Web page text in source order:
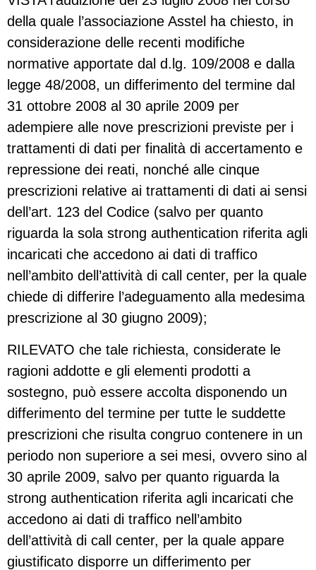
della quale l’associazione Asstel ha chiesto, in
considerazione delle recenti modifiche
normative apportate dal d.lg. 109/2008 e dalla
legge 48/2008, un differimento del termine dal
31 ottobre 2008 al 30 aprile 2009 per
adempiere alle nove prescrizioni previste per i
trattamenti di dati per finalità di accertamento e
repressione dei reati, nonché alle cinque
prescrizioni relative ai trattamenti di dati ai sensi
dell’art. 123 del Codice (salvo per quanto
riguarda la sola strong authentication riferita agli
incaricati che accedono ai dati di traffico
nell’ambito dell’attività di call center, per la quale
chiede di differire l’adeguamento alla medesima
prescrizione al 30 giugno 2009);
RILEVATO che tale richiesta, considerate le
ragioni addotte e gli elementi prodotti a
sostegno, può essere accolta disponendo un
differimento del termine per tutte le suddette
prescrizioni che risulta congruo contenere in un
periodo non superiore a sei mesi, ovvero sino al
30 aprile 2009, salvo per quanto riguarda la
strong authentication riferita agli incaricati che
accedono ai dati di traffico nell’ambito
dell’attività di call center, per la quale appare
giustificato disporre un differimento per